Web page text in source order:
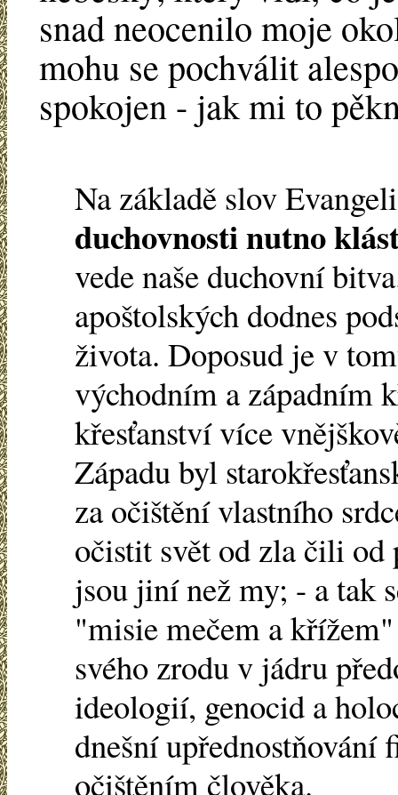
snad neocenilo moje
mohu se pochválit
spokojen - jak mi to
Na základě slov
duchovnosti nutno
vede naše duchovní
apoštolských dodnes
života. Doposud je v
východním a západním
křesťanství více
Západu byl
za očištění vlastního
očistit svět od zla čili od
jsou jiní než my; - a tak
"misie mečem a
svého zrodu v jádru
ideologií, genocid a
dnešní
očištěním člověka.